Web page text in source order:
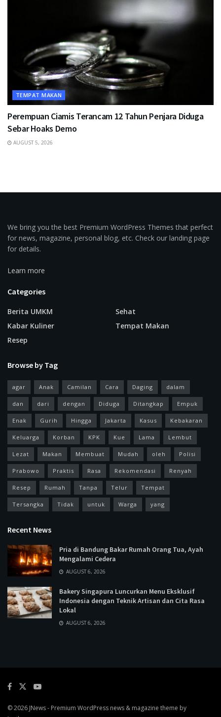
TEMPAT MAKAN
Perempuan Ciamis Terancam 12 Tahun Penjara Diduga
Sebar Hoaks Demo
AUGUST 5, 2026
We bring you the best Premium WordPress Themes that perfect
for news, magazine, personal blog, etc. Check our landing page
for details.
Learn more
Categories
Berita UMKM
Kabar Kuliner
Resep
Sehat
Tempat Makan
Browse by Tag
agar Anak Camilan Cara Daging dalam
dan dari dengan Diduga Ditangkap Empuk
Enak Gurih Hingga Jakarta Kasus Kebakaran
Keluarga Korban KPK Kue Lama Lembut
Lezat Makan Membuat Mudah oleh Polisi
Prabowo Praktis Rasa Rekomendasi Renyah
Resep Rumah Tanpa Telur Tempat
Tersangka Tidak untuk Warga yang
Recent News
Pria di Bandung Bakar Rumah Orang Tua, Ayah
Mengalami Cedera
AUGUST 6, 2026
Bakery Singapura Luncurkan Menu Eksklusif
Indonesia dengan Teknik Artisan dan Cita Rasa
Lokal
AUGUST 6, 2026
© 2026 JNews- Premium WordPress news & magazine theme by